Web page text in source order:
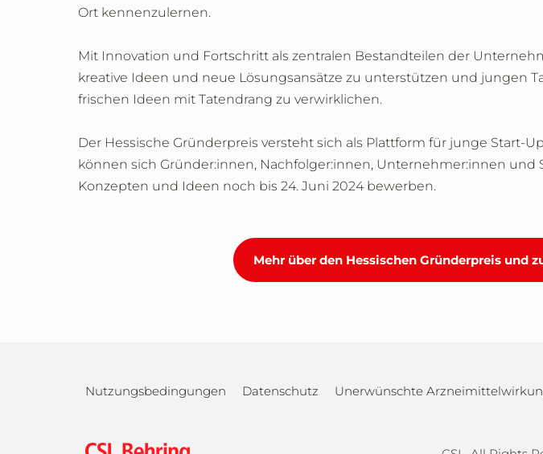
Ort kennenzulernen.
Mit Innovation und Fortschritt als zentralen Bestandteilen der
kreative Ideen und neue Lösungsansätze zu unterstützen und jungen
frischen Ideen mit Tatendrang zu verwirklichen.
Der Hessische Gründerpreis versteht sich als Plattform für junge Start-
können sich Gründer:innen, Nachfolger:innen, Unternehmer:innen
Konzepten und Ideen noch bis 24. Juni 2024 bewerben.
Mehr über den Hessischen Gründerpreis und
Nutzungsbedingungen Datenschutz Unerwünschte